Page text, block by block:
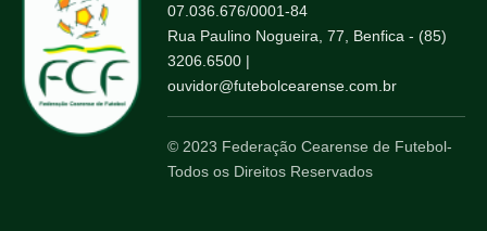
07.036.676/0001-84
Rua Paulino Nogueira, 77, Benfica - (85)
3206.6500 |
ouvidor@futebolcearense.com.br
© 2023 Federação Cearense de Futebol-
Todos os Direitos Reservados